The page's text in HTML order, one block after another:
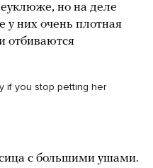
но на деле
них очень плотная
отбиваются
if you stop petting her
с большими ушами.